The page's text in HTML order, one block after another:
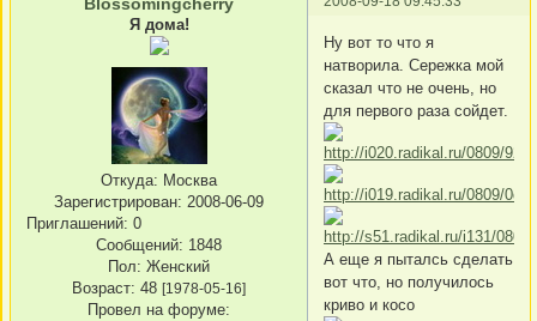
Я дома!
Откуда: Москва
Зарегистрирован: 2008-06-09
Приглашений: 0
Сообщений: 1848
Пол: Женский
Возраст: 48 [1978-05-16]
Провел на форуме:
Ну вот то что я
натворила. Сережка мой
сказал что не очень, но
для первого раза сойдет.
А еще я пыталсь сделать
вот что, но получилось
криво и косо